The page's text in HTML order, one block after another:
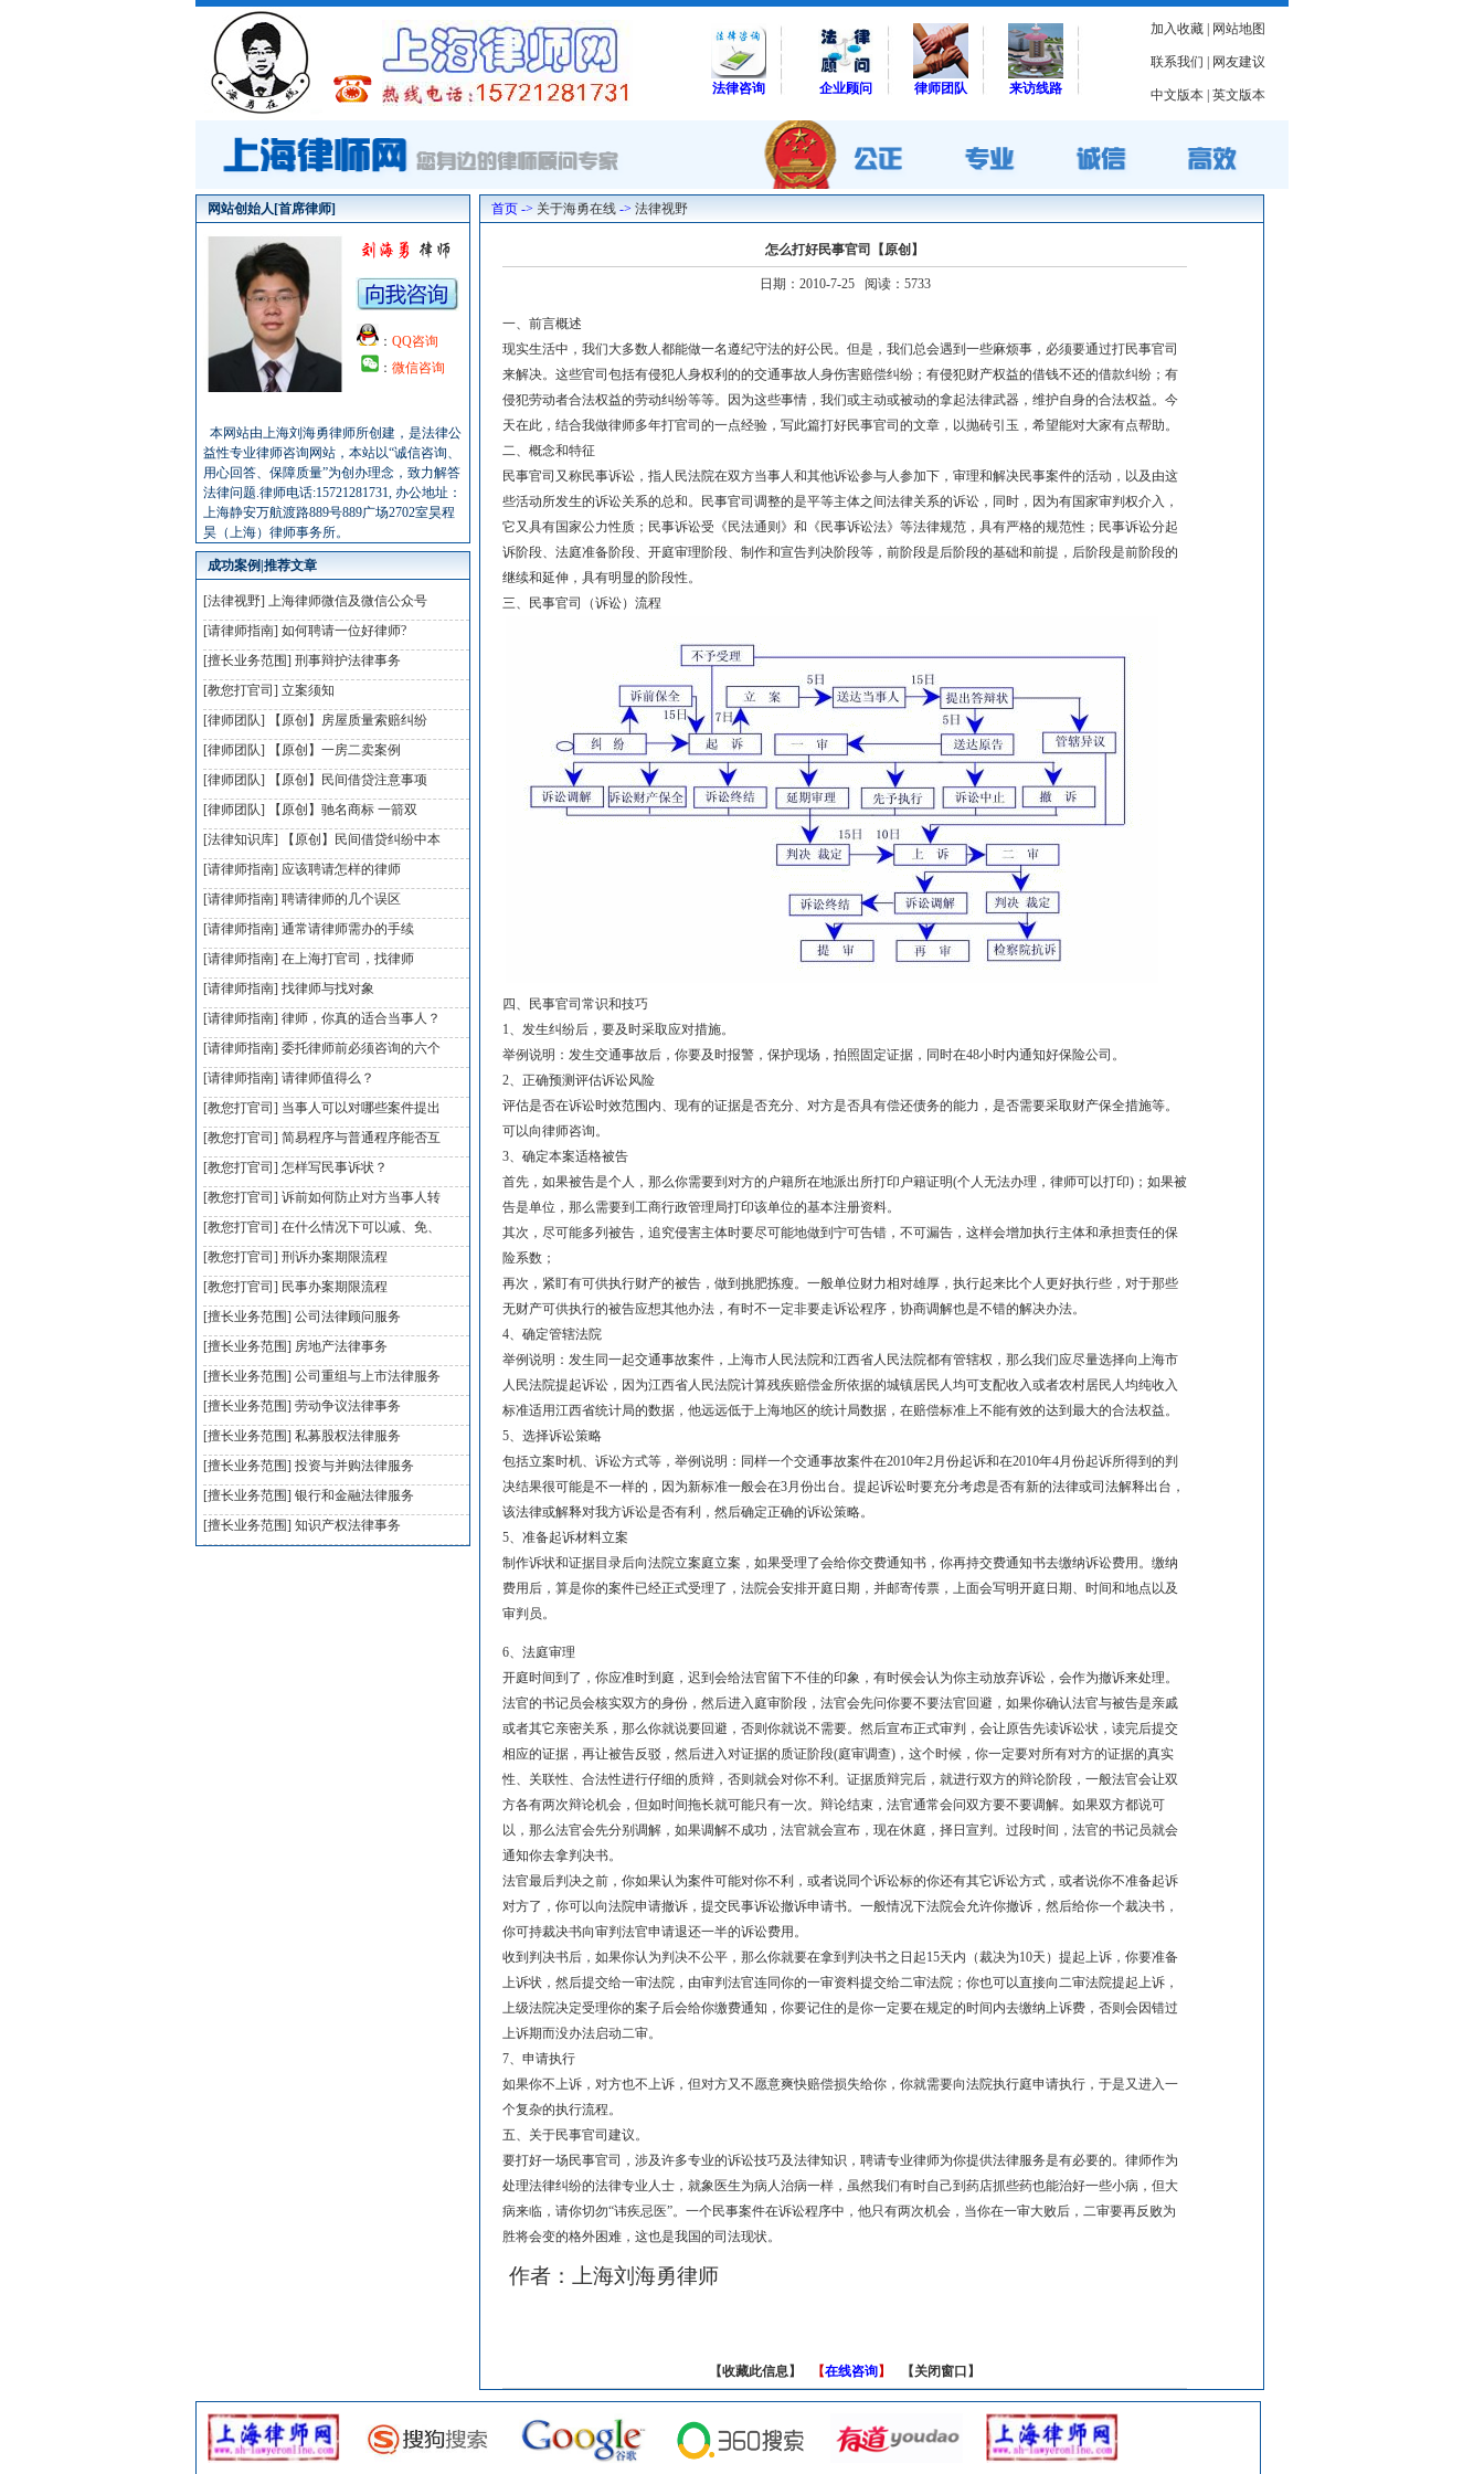
法律咨询 企业顾问 律师团队 来访线路
加入收藏 网站地图
联系我们 网友建议
中文版本 英文版本
网站创始人[首席律师]
： QQ咨询
： 微信咨询
本网站由上海刘海勇律师所创建，是法律公
益性专业律师咨询网站，本站以“诚信咨询、
用心回答、保障质量”为创办理念，致力解答
法律问题.律师电话:15721281731, 办公地址：
上海静安万航渡路889号889广场2702室昊程
昊（上海）律师事务所。
成功案例|推荐文章
[法律视野] 上海律师微信及微信公众号
[请律师指南] 如何聘请一位好律师?
[擅长业务范围] 刑事辩护法律事务
[教您打官司] 立案须知
[律师团队]
【原创】房屋质量索赔纠纷
[律师团队]
【原创】一房二卖案例
[律师团队]
【原创】民间借贷注意事项
[律师团队]
【原创】驰名商标 一箭双
[法律知识库]
【原创】民间借贷纠纷中本
[请律师指南] 应该聘请怎样的律师
[请律师指南] 聘请律师的几个误区
[请律师指南] 通常请律师需办的手续
[请律师指南] 在上海打官司，找律师
[请律师指南] 找律师与找对象
[请律师指南] 律师，你真的适合当事人？
[请律师指南] 委托律师前必须咨询的六个
[请律师指南] 请律师值得么？
[教您打官司] 当事人可以对哪些案件提出
[教您打官司] 简易程序与普通程序能否互
[教您打官司] 怎样写民事诉状？
[教您打官司] 诉前如何防止对方当事人转
[教您打官司] 在什么情况下可以减、免、
[教您打官司] 刑诉办案期限流程
[教您打官司] 民事办案期限流程
[擅长业务范围] 公司法律顾问服务
[擅长业务范围] 房地产法律事务
[擅长业务范围] 公司重组与上市法律服务
[擅长业务范围] 劳动争议法律事务
[擅长业务范围] 私募股权法律服务
[擅长业务范围] 投资与并购法律服务
[擅长业务范围] 银行和金融法律服务
[擅长业务范围] 知识产权法律事务
首页 -> 关于海勇在线 -> 法律视野
怎么打好民事官司【原创】
日期：2010-7-25 阅读：5733
一、前言概述
现实生活中，我们大多数人都能做一名遵纪守法的好公民。但是，我们总会遇到一些麻烦事，必须要通过打民事官司
来解决。这些官司包括有侵犯人身权利的的交通事故人身伤害赔偿纠纷；有侵犯财产权益的借钱不还的借款纠纷；有
侵犯劳动者合法权益的劳动纠纷等等。因为这些事情，我们或主动或被动的拿起法律武器，维护自身的合法权益。今
天在此，结合我做律师多年打官司的一点经验，写此篇打好民事官司的文章，以抛砖引玉，希望能对大家有点帮助。
二、概念和特征
民事官司又称民事诉讼，指人民法院在双方当事人和其他诉讼参与人参加下，审理和解决民事案件的活动，以及由这
些活动所发生的诉讼关系的总和。民事官司调整的是平等主体之间法律关系的诉讼，同时，因为有国家审判权介入，
它又具有国家公力性质；民事诉讼受《民法通则》和《民事诉讼法》等法律规范，具有严格的规范性；民事诉讼分起
诉阶段、法庭准备阶段、开庭审理阶段、制作和宣告判决阶段等，前阶段是后阶段的基础和前提，后阶段是前阶段的
继续和延伸，具有明显的阶段性。
三、民事官司（诉讼）流程
四、民事官司常识和技巧
1、发生纠纷后，要及时采取应对措施。
举例说明：发生交通事故后，你要及时报警，保护现场，拍照固定证据，同时在48小时内通知好保险公司。
2、正确预测评估诉讼风险
评估是否在诉讼时效范围内、现有的证据是否充分、对方是否具有偿还债务的能力，是否需要采取财产保全措施等。
可以向律师咨询。
3、确定本案适格被告
首先，如果被告是个人，那么你需要到对方的户籍所在地派出所打印户籍证明(个人无法办理，律师可以打印)；如果被
告是单位，那么需要到工商行政管理局打印该单位的基本注册资料。
其次，尽可能多列被告，追究侵害主体时要尽可能地做到宁可告错，不可漏告，这样会增加执行主体和承担责任的保
险系数；
再次，紧盯有可供执行财产的被告，做到挑肥拣瘦。一般单位财力相对雄厚，执行起来比个人更好执行些，对于那些
无财产可供执行的被告应想其他办法，有时不一定非要走诉讼程序，协商调解也是不错的解决办法。
4、确定管辖法院
举例说明：发生同一起交通事故案件，上海市人民法院和江西省人民法院都有管辖权，那么我们应尽量选择向上海市
人民法院提起诉讼，因为江西省人民法院计算残疾赔偿金所依据的城镇居民人均可支配收入或者农村居民人均纯收入
标准适用江西省统计局的数据，他远远低于上海地区的统计局数据，在赔偿标准上不能有效的达到最大的合法权益。
5、选择诉讼策略
包括立案时机、诉讼方式等，举例说明：同样一个交通事故案件在2010年2月份起诉和在2010年4月份起诉所得到的判
决结果很可能是不一样的，因为新标准一般会在3月份出台。提起诉讼时要充分考虑是否有新的法律或司法解释出台，
该法律或解释对我方诉讼是否有利，然后确定正确的诉讼策略。
5、准备起诉材料立案
制作诉状和证据目录后向法院立案庭立案，如果受理了会给你交费通知书，你再持交费通知书去缴纳诉讼费用。缴纳
费用后，算是你的案件已经正式受理了，法院会安排开庭日期，并邮寄传票，上面会写明开庭日期、时间和地点以及
审判员。
6、法庭审理
开庭时间到了，你应准时到庭，迟到会给法官留下不佳的印象，有时侯会认为你主动放弃诉讼，会作为撤诉来处理。
法官的书记员会核实双方的身份，然后进入庭审阶段，法官会先问你要不要法官回避，如果你确认法官与被告是亲戚
或者其它亲密关系，那么你就说要回避，否则你就说不需要。然后宣布正式审判，会让原告先读诉讼状，读完后提交
相应的证据，再让被告反驳，然后进入对证据的质证阶段(庭审调查)，这个时候，你一定要对所有对方的证据的真实
性、关联性、合法性进行仔细的质辩，否则就会对你不利。证据质辩完后，就进行双方的辩论阶段，一般法官会让双
方各有两次辩论机会，但如时间拖长就可能只有一次。辩论结束，法官通常会问双方要不要调解。如果双方都说可
以，那么法官会先分别调解，如果调解不成功，法官就会宣布，现在休庭，择日宣判。过段时间，法官的书记员就会
通知你去拿判决书。
法官最后判决之前，你如果认为案件可能对你不利，或者说同个诉讼标的你还有其它诉讼方式，或者说你不准备起诉
对方了，你可以向法院申请撤诉，提交民事诉讼撤诉申请书。一般情况下法院会允许你撤诉，然后给你一个裁决书，
你可持裁决书向审判法官申请退还一半的诉讼费用。
收到判决书后，如果你认为判决不公平，那么你就要在拿到判决书之日起15天内（裁决为10天）提起上诉，你要准备
上诉状，然后提交给一审法院，由审判法官连同你的一审资料提交给二审法院；你也可以直接向二审法院提起上诉，
上级法院决定受理你的案子后会给你缴费通知，你要记住的是你一定要在规定的时间内去缴纳上诉费，否则会因错过
上诉期而没办法启动二审。
7、申请执行
如果你不上诉，对方也不上诉，但对方又不愿意爽快赔偿损失给你，你就需要向法院执行庭申请执行，于是又进入一
个复杂的执行流程。
五、关于民事官司建议。
要打好一场民事官司，涉及许多专业的诉讼技巧及法律知识，聘请专业律师为你提供法律服务是有必要的。律师作为
处理法律纠纷的法律专业人士，就象医生为病人治病一样，虽然我们有时自己到药店抓些药也能治好一些小病，但大
病来临，请你切勿“讳疾忌医”。一个民事案件在诉讼程序中，他只有两次机会，当你在一审大败后，二审要再反败为
胜将会变的格外困难，这也是我国的司法现状。
作者：上海刘海勇律师
【收藏此信息】 【在线咨询】 【关闭窗口 】